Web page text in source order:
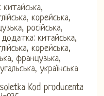
корейська,
російська,
китайська,
корейська,
французька,
українська